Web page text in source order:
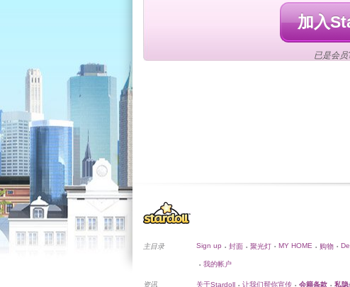
加入
已是会员
主目录 Sign up • 封面 • 聚光灯 • MY HOME • 购物 •
• 我的帐户
资讯 关于Stardoll • 让我们帮你宣传 • 会籍条款 • 私隐